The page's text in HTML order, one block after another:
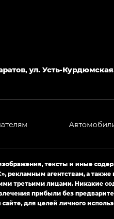
ул. Усть-
тексты и иные
агентствам, а
третьими лицами. Никакие
прибыли без
для целей личного